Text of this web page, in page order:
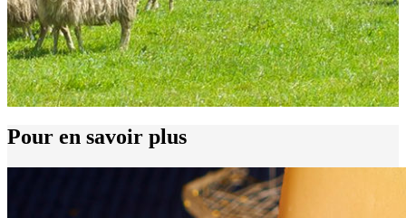
Pour en savoir plus